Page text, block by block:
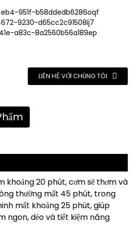
LIÊN HỆ VỚI CHÚNG TÔI
khoảng 20 phút, cơm sẽ thơm và
thường mất 45 phút, trong
mất khoảng 25 phút, giúp
ngon, dẻo và tiết kiệm năng